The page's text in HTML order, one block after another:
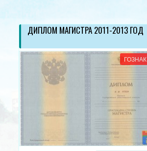
ДИПЛОМ МАГИСТРА 2011-2013 ГОД
ГОЗНАК